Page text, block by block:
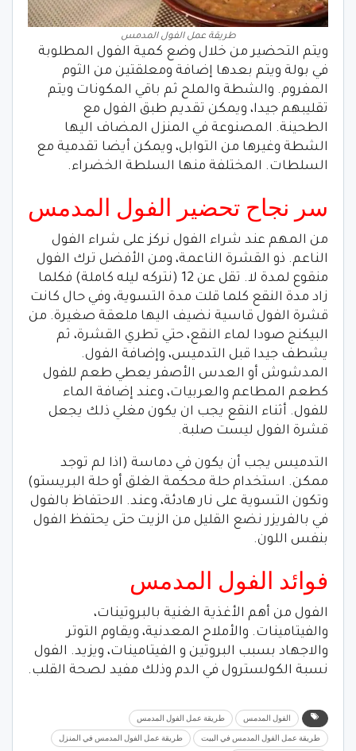
طريقة عمل الفول المدمس
ويتم التحضير من خلال وضع كمية الفول المطلوبة
في بولة ويتم بعدها إضافة ومعلقتين من الثوم
المفروم. والشطة والملح ثم باقي المكونات ويتم
تقليبهم جيدا، ويمكن تقديم طبق الفول مع
الطحينة. المصنوعة في المنزل المضاف اليها
الشطة وغيرها من التوابل، ويمكن أيضا تقدمية مع
السلطات. المختلفة منها السلطة الخضراء.
سر نجاح تحضير الفول المدمس
من المهم عند شراء الفول نركز على شراء الفول
الناعم. ذو القشرة الناعمة، ومن الأفضل ترك الفول
منقوع لمدة لا. تقل عن 12 (نتركه ليله كاملة) فكلما
زاد مدة النقع كلما قلت مدة التسوية، وفي حال كانت
قشرة الفول قاسية نضيف اليها ملعقة صغيرة. من
البيكنج صودا لماء النقع، حتي تطري القشرة، ثم
يشطف جيدا قبل التدميس، وإضافة الفول.
المدشوش أو العدس الأصفر يعطي طعم للفول
كطعم المطاعم والعربيات، وعند إضافة الماء
للفول. أثناء النقع يجب ان يكون مغلي ذلك يجعل
قشرة الفول ليست صلبة.
التدميس يجب أن يكون في دماسة (اذا لم توجد
ممكن. استخدام حلة محكمة الغلق أو حلة البريستو)
وتكون التسوية على نار هادئة، وعند. الاحتفاظ بالفول
في بالفريزر نضع القليل من الزيت حتى يحتفظ الفول
بنفس اللون.
فوائد الفول المدمس
الفول من أهم الأغذية الغنية بالبروتينات،
والفيتامينات. والأملاح المعدنية، ويقاوم التوتر
والاجهاد بسبب البروتين و الفيتامينات، ويزيد. الفول
نسبة الكولسترول في الدم وذلك مفيد لصحة القلب.
الفول المدمس طريقة عمل الفول المدمس
طريقة عمل الفول المدمس في البيت طريقة عمل الفول المدمس في المنزل